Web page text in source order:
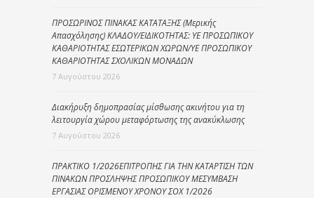
ΠΡΟΣΩΡΙΝΟΣ ΠΙΝΑΚΑΣ ΚΑΤΑΤΑΞΗΣ (Μερικής
Απασχόλησης) ΚΛΑΔΟΥ/ΕΙΔΙΚΟΤΗΤΑΣ: ΥΕ ΠΡΟΣΩΠΙΚΟΥ
ΚΑΘΑΡΙΟΤΗΤΑΣ ΕΣΩΤΕΡΙΚΩΝ ΧΩΡΩΝ/ΥΕ ΠΡΟΣΩΠΙΚΟΥ
ΚΑΘΑΡΙΟΤΗΤΑΣ ΣΧΟΛΙΚΩΝ ΜΟΝΑΔΩΝ
7 Αυγούστου 2026
Διακήρυξη δημοπρασίας μίσθωσης ακινήτου για τη
λειτουργία χώρου μεταφόρτωσης της ανακύκλωσης
7 Αυγούστου 2026
ΠΡΑΚΤΙΚΟ 1/2026ΕΠΙΤΡΟΠΗΣ ΓΙΑ ΤΗΝ ΚΑΤΑΡΤΙΣΗ ΤΩΝ
ΠΙΝΑΚΩΝ ΠΡΟΣΛΗΨΗΣ ΠΡΟΣΩΠΙΚΟΥ ΜΕΣΥΜΒΑΣΗ
ΕΡΓΑΣΙΑΣ ΟΡΙΣΜΕΝΟΥ ΧΡΟΝΟΥ ΣΟΧ 1/2026